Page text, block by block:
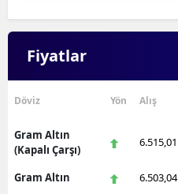
Fiyatlar
Döviz Yön Alış
Gram Altın
(Kapalı Çarşı)
6.515,01
Gram Altın 6.503,04